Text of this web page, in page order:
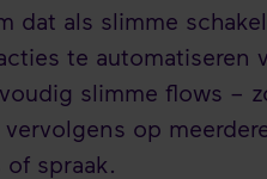
dat als slimme
te automatiseren
slimme flows –
op
of spraak.